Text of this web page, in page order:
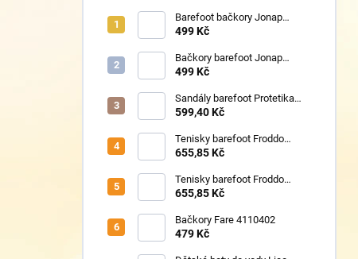
Barefoot bačkory Jonap
Home New fialová kočička
499 Kč
Bačkory barefoot Jonap
Home New Police
499 Kč
Sandály barefoot Protetika
TAFI pink uni
599,40 Kč
Tenisky barefoot Froddo
G1700440-17 Mint
655,85 Kč
Tenisky barefoot Froddo
G1700440-8 Grey+
655,85 Kč
Bačkory Fare 4110402
479 Kč